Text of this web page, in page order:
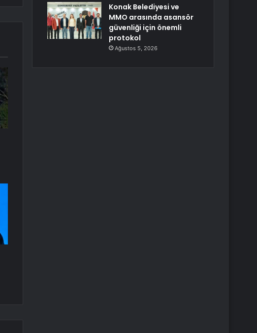
Konak Belediyesi ve
MMO arasında asansör
güvenliği için önemli
protokol
Ağustos 5, 2026